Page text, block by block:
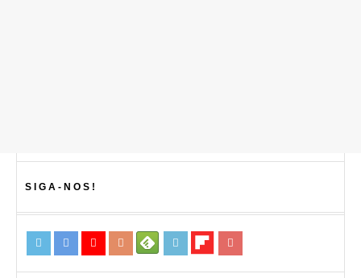
SIGA-NOS!